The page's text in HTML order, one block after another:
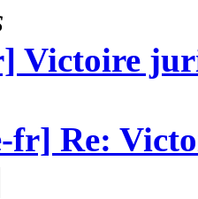
Victoire
fr] Re: